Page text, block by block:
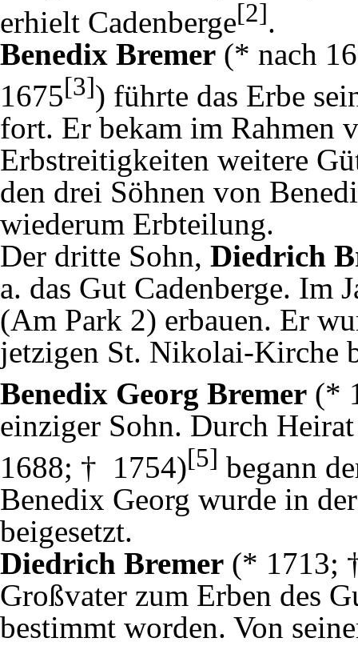
erhielt Cadenberge[2].
Benedix Bremer (* nach
1675[3]) führte das Erbe
fort. Er bekam im Rahmen
Erbstreitigkeiten weitere
den drei Söhnen von
wiederum Erbteilung.
Der dritte Sohn, Diedrich
a. das Gut Cadenberge. Im
(Am Park 2) erbauen. Er
jetzigen St. Nikolai-Kirche
Benedix Georg Bremer (*
einziger Sohn. Durch
1688; † 1754)[5] begann
Benedix Georg wurde in
beigesetzt.
Diedrich Bremer (* 1713;
Großvater zum Erben des
bestimmt worden. Von